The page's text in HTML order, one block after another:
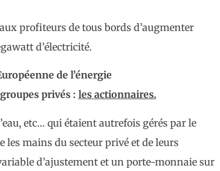
profiteurs de tous bords d’augmenter
d’électricité.
de l’énergie
privés : les actionnaires.
etc… qui étaient autrefois gérés par le
mains du secteur privé et de leurs
d’ajustement et un porte-monnaie sur